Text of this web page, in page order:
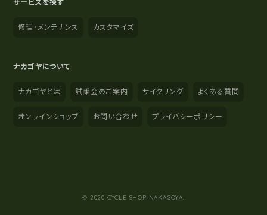
サービスを探す
修理・メンテナンス カスタマイズ
ナカゴヤについて
ナカゴヤとは 試乗会のご案内 サイクリング よくある質問
オンラインショップ お問い合わせ プライバシーポリシー
© 2020 CYCLE SHOP NAKAGOYA.